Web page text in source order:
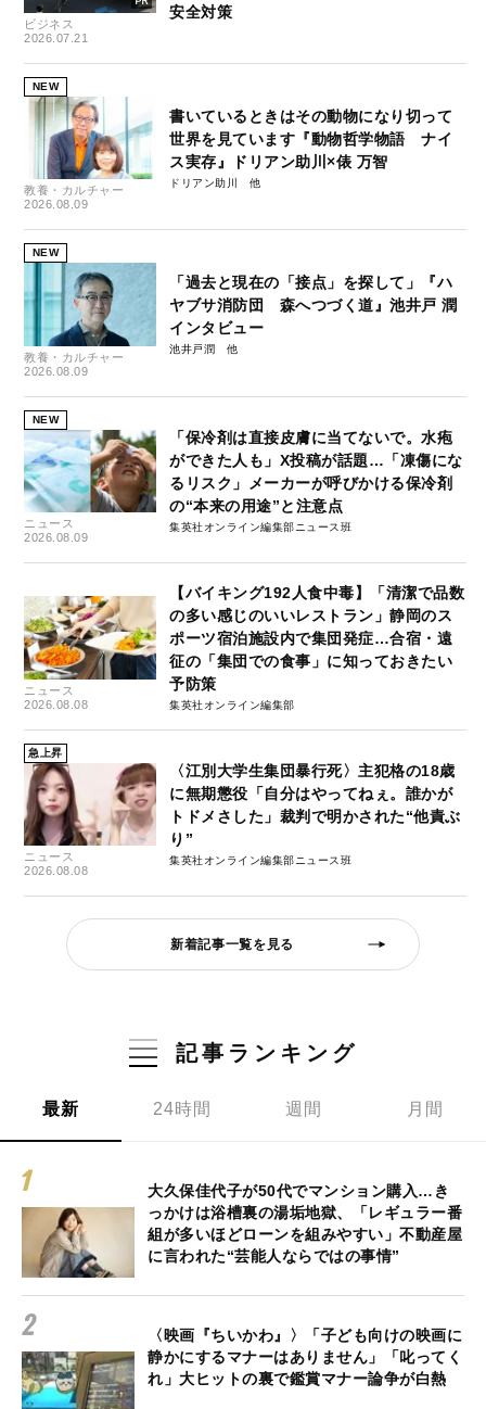
ビジネス
2026.07.21
安全対策
NEW
教養・カルチャー
2026.08.09
書いているときはその動物になり切って
世界を見ています『動物哲学物語 ナイ
ス実存』ドリアン助川×俵 万智
ドリアン助川
NEW
教養・カルチャー
2026.08.09
「過去と現在の「接点」を探して」『ハ
ヤブサ消防団 森へつづく道』池井戸 潤
インタビュー
池井戸潤
NEW
ニュース
2026.08.09
「保冷剤は直接皮膚に当てないで。水疱
ができた人も」X投稿が話題…「凍傷にな
るリスク」メーカーが呼びかける保冷剤
の“本来の用途”と注意点
集英社オンライン編集部ニュース班
ニュース
2026.08.08
【バイキング192人食中毒】「清潔で品数
の多い感じのいいレストラン」静岡のス
ポーツ宿泊施設内で集団発症…合宿・遠
征の「集団での食事」に知っておきたい
予防策
集英社オンライン編集部
急上昇
ニュース
2026.08.08
〈江別大学生集団暴行死〉主犯格の18歳
に無期懲役「自分はやってねぇ。誰かが
トドメさした」裁判で明かされた“他責ぶ
り”
集英社オンライン編集部ニュース班
新着記事一覧を見る
記事ランキング
最新 24時間 週間 月間
大久保佳代子が50代でマンション購入…き
っかけは浴槽裏の湯垢地獄、「レギュラー番
組が多いほどローンを組みやすい」不動産屋
に言われた“芸能人ならではの事情”
〈映画『ちいかわ』〉「子ども向けの映画に
静かにするマナーはありません」「叱ってく
れ」大ヒットの裏で鑑賞マナー論争が白熱